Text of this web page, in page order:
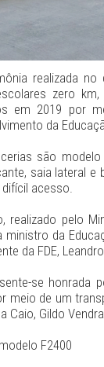
realizada
zero
em 2019 por
da
são modelo
saia lateral
acesso.
realizado pelo
ministro da
da FDE,
se honrada
meio de um
Caio, Gildo
F2400